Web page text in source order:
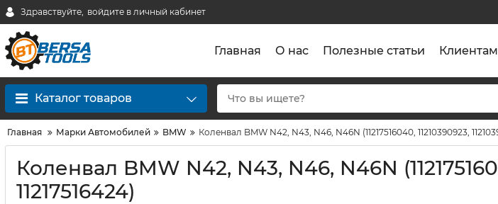
Здравствуйте, войдите в личный кабинет
Главная О нас Полезные статьи Клиентам
Каталог товаров
Главная Марки Автомобилей BMW Коленвал BMW N42, N43, N46, N46N (11217516040, 11210390923,
Коленвал BMW N42, N43, N46, N46N
11217516424)